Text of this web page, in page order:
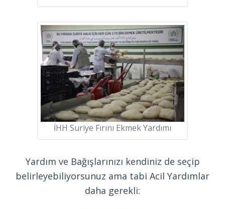
İHH Suriye Fırını Ekmek Yardımı
Yardım ve Bağışlarınızı kendiniz de seçip
belirleyebiliyorsunuz ama tabi Acil Yardımlar
daha gerekli: